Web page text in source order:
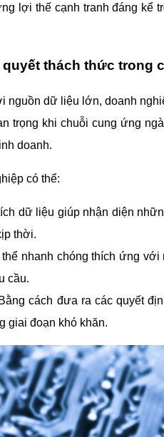
lợi thế cạnh tranh đáng kể
thách thức trong
nguồn dữ liệu lớn, doanh
trọng khi chuỗi cung ứng
doanh.
có thể:
dữ liệu giúp nhận diện
thời.
thể nhanh chóng thích ứng
cầu.
Bằng cách đưa ra các quyết
giai đoạn khó khăn.